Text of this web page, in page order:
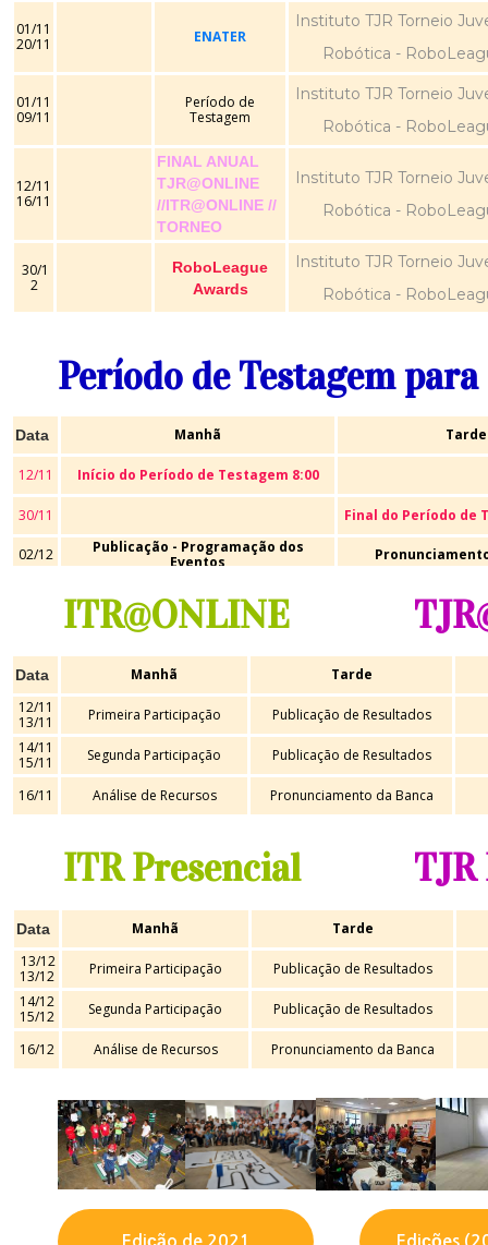
Edição de 2021 Edições
01/11
20/11
ENATER
Instituto TJR Torneio
Robótica -
01/11
09/11
Período de
Testagem
Instituto TJR Torneio
Robótica -
12/11
16/11
FINAL ANUAL
TJR@ONLINE
//ITR@ONLINE //
TORNEO
Instituto TJR Torneio
Robótica -
30/1
2
RoboLeague
Awards
Instituto TJR Torneio
Robótica -
ITR@ONLINE
Data Manhã
Tarde
12/11
13/11
Primeira Participação
Publicação de Resultados
14/11
15/11
Segunda Participação Publicação de Resultados
16/11 Análise de Recursos Pronunciamento da Banca
Data Manhã Tarde
12/11 Início do Período de Testagem 8:00
30/11 Final do Período de
02/12
Publicação - Programação dos
Eventos
ITR Presencial
Data Manhã
Tarde
13/12
13/12
Primeira Participação
Publicação de Resultados
14/12
15/12
Segunda Participação Publicação de Resultados
16/12 Análise de Recursos Pronunciamento da Banca
Período de Testagem